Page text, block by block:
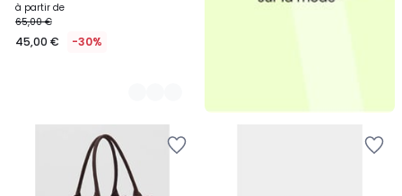
à partir de
65,00 €
45,00 € -30%